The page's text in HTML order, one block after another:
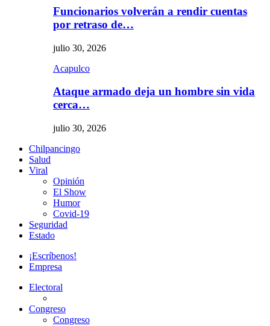
Funcionarios volverán a rendir cuentas
por retraso de…
julio 30, 2026
Acapulco
Ataque armado deja un hombre sin vida
cerca…
julio 30, 2026
Chilpancingo
Salud
Viral
Opinión
El Show
Humor
Covid-19
Seguridad
Estado
¡Escríbenos!
Empresa
Electoral
Congreso
Congreso